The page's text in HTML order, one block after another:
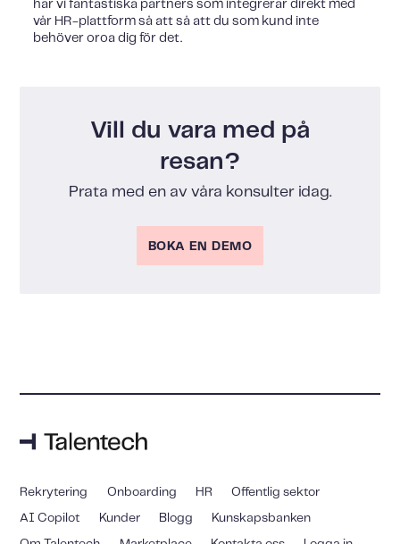
har vi fantastiska partners som integrerar direkt med
vår HR-plattform så att så att du som kund inte
behöver oroa dig för det.
Vill du vara med på
resan?
Prata med en av våra konsulter idag.
BOKA EN DEMO
Rekrytering Onboarding HR Offentlig sektor
AI Copilot Kunder Blogg Kunskapsbanken